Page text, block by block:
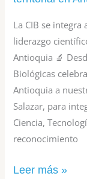
La CIB se integra
liderazgo
Antioquia 🔬
Biológicas
Antioquia a
Salazar, para
Ciencia,
reconocimiento
en
Antioquia
Leer más »